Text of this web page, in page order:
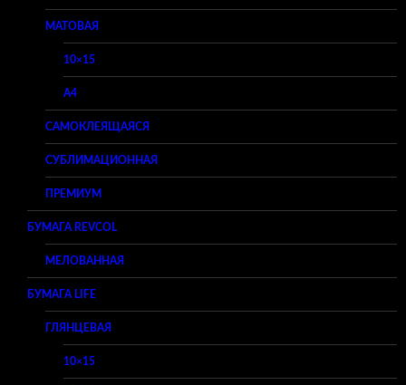
МАТОВАЯ
10×15
A4
САМОКЛЕЯЩАЯСЯ
СУБЛИМАЦИОННАЯ
ПРЕМИУМ
БУМАГА REVCOL
МЕЛОВАННАЯ
БУМАГА LIFE
ГЛЯНЦЕВАЯ
10×15